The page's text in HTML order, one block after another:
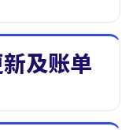
及账单